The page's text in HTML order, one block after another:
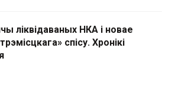
ліквідаваных НКА і новае
спісу. Хронікі